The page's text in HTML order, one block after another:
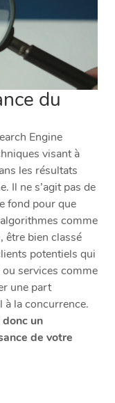
du
Engine
visant à
les résultats
Il ne s’agit pas de
fond pour que
comme
être bien classé
potentiels qui
services comme
une part
la concurrence.
un
de votre